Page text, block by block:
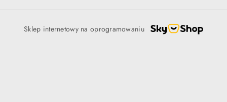
Sklep internetowy na oprogramowaniu